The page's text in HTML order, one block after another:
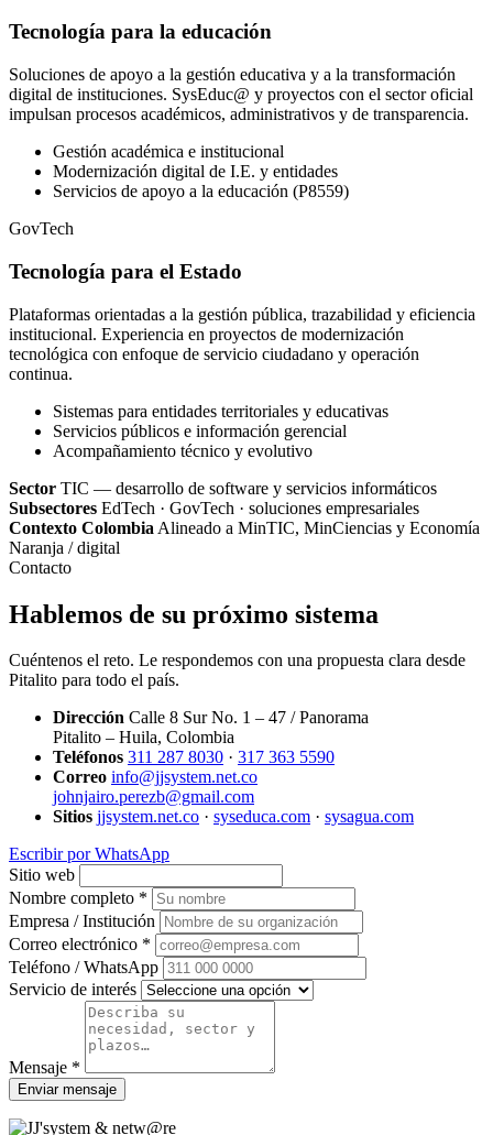
Tecnología para la educación
Soluciones de apoyo a la gestión educativa y a la transformación
digital de instituciones. SysEduc@ y proyectos con el sector oficial
impulsan procesos académicos, administrativos y de transparencia.
Gestión académica e institucional
Modernización digital de I.E. y entidades
Servicios de apoyo a la educación (P8559)
GovTech
Tecnología para el Estado
Plataformas orientadas a la gestión pública, trazabilidad y eficiencia
institucional. Experiencia en proyectos de modernización
tecnológica con enfoque de servicio ciudadano y operación
continua.
Sistemas para entidades territoriales y educativas
Servicios públicos e información gerencial
Acompañamiento técnico y evolutivo
Sector TIC — desarrollo de software y servicios informáticos
Subsectores EdTech · GovTech · soluciones empresariales
Contexto Colombia Alineado a MinTIC, MinCiencias y Economía
Naranja / digital
Contacto
Hablemos de su próximo sistema
Cuéntenos el reto. Le respondemos con una propuesta clara desde
Pitalito para todo el país.
Dirección Calle 8 Sur No. 1 – 47 / Panorama
Pitalito – Huila, Colombia
Teléfonos 311 287 8030 · 317 363 5590
Correo info@jjsystem.net.co
johnjairo.perezb@gmail.com
Sitios jjsystem.net.co · syseduca.com · sysagua.com
Escribir por WhatsApp
Sitio web
Nombre completo *
Empresa / Institución
Correo electrónico *
Teléfono / WhatsApp
Servicio de interés
Mensaje *
Enviar mensaje